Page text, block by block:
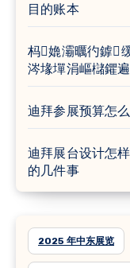
目的账本
杩嫓灞曞彴鎼
涔堟墠涓嶇櫧鑺
迪拜参展预算怎
迪拜展台设计怎
的几件事
2025 年中东展览